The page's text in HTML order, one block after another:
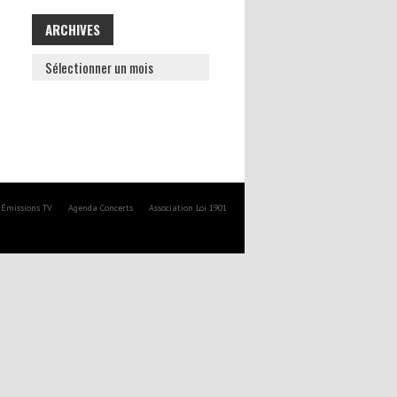
ARCHIVES
ARCHIVES
Émissions TV Agenda Concerts Association Loi 1901